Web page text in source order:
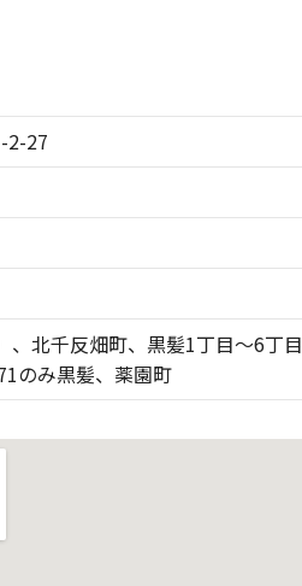
2-27
北千反畑町、黒髪1丁目～6丁
のみ黒髪、薬園町